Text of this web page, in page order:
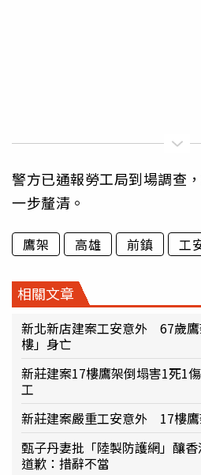
警方已通報勞工局到場調查
一步釐清。
鷹架 高雄 前鎮 工
相關文章
新北新店建案工安意外 67歲
樓」身亡
新莊建案17樓鷹架倒塌害1死1
工
新莊建案嚴重工安意外 17樓
甄子丹妻批「陸製防護網」釀
道歉：措辭不當